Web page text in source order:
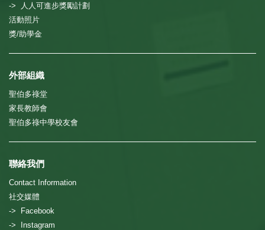
-> 人人可進步獎勵計劃
活動照片
獎/助學金
外部組織
聖伯多祿堂
家長教師會
聖伯多祿中學校友會
聯絡我們
Contact Information
社交媒體
-> Facebook
-> Instagram